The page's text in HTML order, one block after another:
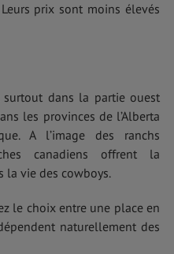
prix sont moins élevés
surtout dans la partie ouest
les provinces de l’Alberta
A l’image des ranchs
canadiens offrent la
la vie des cowboys.
le choix entre une place en
naturellement des